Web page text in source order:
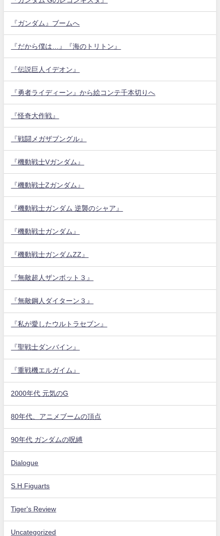
『ガンダム』ブームへ
『だから僕は…』『海のトリトン』
『伝説巨人イデオン』
『勇者ライディーン』から絵コンテ千本切りへ
『怪奇大作戦』
『戦闘メガザブングル』
『機動戦士Vガンダム』
『機動戦士Zガンダム』
『機動戦士ガンダム 逆襲のシャア』
『機動戦士ガンダム』
『機動戦士ガンダムZZ』
『無敵超人ザンボット３』
『無敵鋼人ダイターン３』
『私が愛したウルトラセブン』
『聖戦士ダンバイン』
『重戦機エルガイム』
2000年代 元気のG
80年代、アニメブームの頂点
90年代 ガンダムの呪縛
Dialogue
S.H.Figuarts
Tiger's Review
Uncategorized